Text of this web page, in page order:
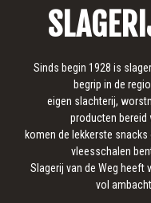
Sinds begin 1928 is
begrip in de
eigen slachterij,
producten bereid
komen de lekkerste
vleesschalen
Slagerij van de Weg
vol